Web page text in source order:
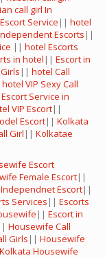
call girl In
Service || hotel
Escorts ||
|| hotel Escorts
in hotel || Escort in
|| hotel Call
hotel VIP Sexy Call
Service in
VIP Escort||
Escort|| Kolkata
Girl || Kolkatae
Escort
Female Escort||
Escort||
Services || Escorts
|| Escort in
Housewife Call
Girls || Housewife
Kolkata Housewife